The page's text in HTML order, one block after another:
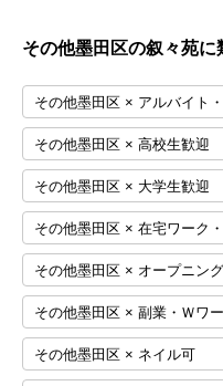
その他墨田区の叙々苑
その他墨田区 × アルバイト
その他墨田区 × 高校生歓迎
その他墨田区 × 大学生歓迎
その他墨田区 × 在宅ワーク
その他墨田区 × オープニン
その他墨田区 × 副業・Ｗワ
その他墨田区 × ネイル可